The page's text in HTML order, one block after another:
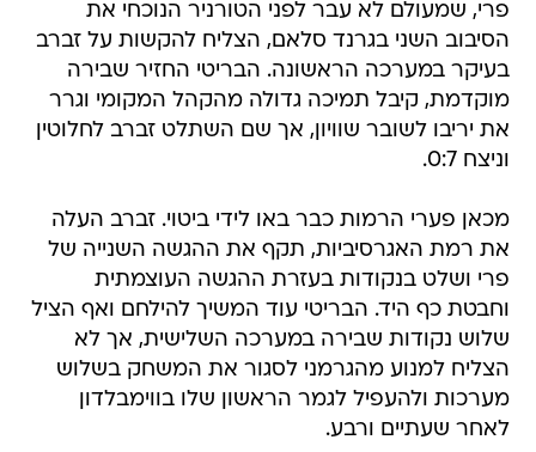
פרי, שמעולם לא עבר לפני הטורניר הנוכחי את
הסיבוב השני בגרנד סלאם, הצליח להקשות על זברב
בעיקר במערכה הראשונה. הבריטי החזיר שבירה
מוקדמת, קיבל תמיכה גדולה מהקהל המקומי וגרר
את יריבו לשובר שוויון, אך שם השתלט זברב לחלוטין
וניצח 0:7.
מכאן פערי הרמות כבר באו לידי ביטוי. זברב העלה
את רמת האגרסיביות, תקף את ההגשה השנייה של
פרי ושלט בנקודות בעזרת ההגשה העוצמתית
וחבטת כף היד. הבריטי עוד המשיך להילחם ואף הציל
שלוש נקודות שבירה במערכה השלישית, אך לא
הצליח למנוע מהגרמני לסגור את המשחק בשלוש
מערכות ולהעפיל לגמר הראשון שלו בווימבלדון
לאחר שעתיים ורבע.